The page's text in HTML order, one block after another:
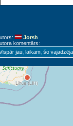
Jorsh
komentārs:
jau, laikam, šo
Lihue (LIH)